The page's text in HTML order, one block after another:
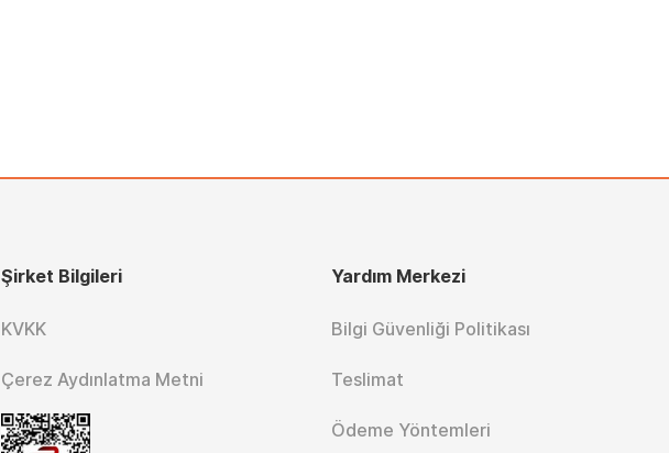
Şirket Bilgileri
KVKK
Çerez Aydınlatma Metni
Yardım Merkezi
Bilgi Güvenliği Politikası
Teslimat
Ödeme Yöntemleri